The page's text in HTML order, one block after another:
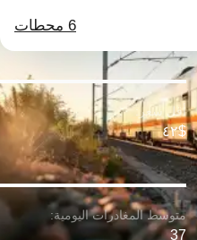
6 محطات
$٤٢
37